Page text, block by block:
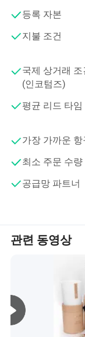
좋은 서비스 - 매일
전문적인
고객의 특별 요
고객 고유의 로고
브랜드의 공급업
부터 명성을 얻
신속한 대응과 시
는 고객의 의견
는 시장 확장에
고 우리는 이미
향수를 위해 우리
로 유명한 향수들
와 안전성을 확보
사한 향기를 만
를 포함하는 향
컨테이너의 경우
보유하고 있으며,
패키지 상품을 위
상자, 인쇄된 패턴
고객의 특별 요청
등록 자본
지불 조건
국제 상거래 조
(인코텀즈)
평균 리드 타임
가장 가까운 항
최소 주문 수량
공급망 파트너
관련 동영상